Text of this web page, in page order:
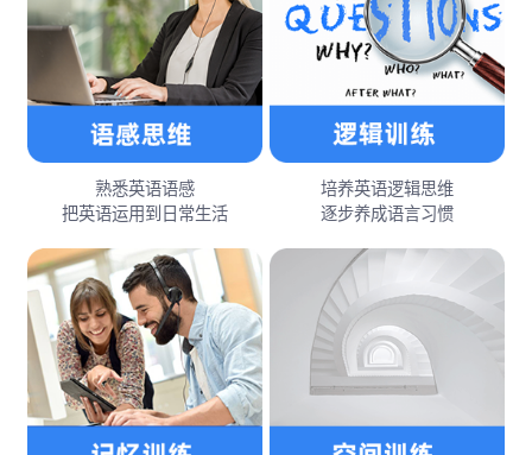
熟悉英语语感
把英语运用到日常生活
培养英语逻辑思维
逐步养成语言习惯